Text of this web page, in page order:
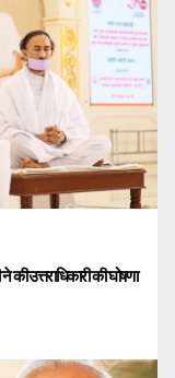
उत्तराधिकारी की घोषणा